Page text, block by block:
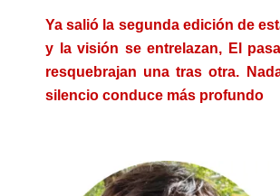
Ya salió la segunda edición de
y la visión se entrelazan, El
resquebrajan una tras otra.
silencio conduce más profundo